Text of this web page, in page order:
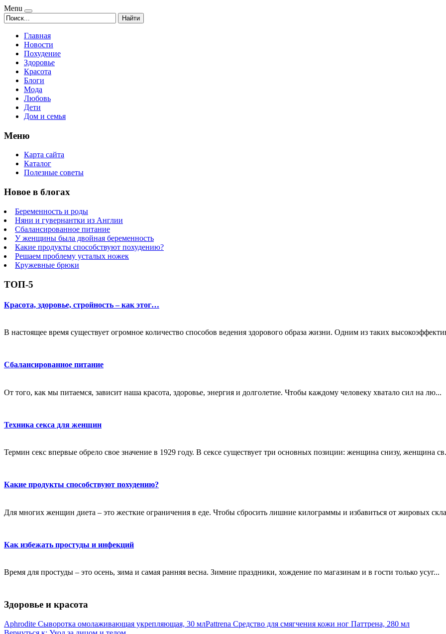
Menu
Найти
Главная
Новости
Похудение
Здоровье
Красота
Блоги
Мода
Любовь
Дети
Дом и семья
Меню
Карта сайта
Каталог
Полезные советы
Новое в блогах
Беременность и роды
Няни и гувернантки из Англии
Сбалансированное питание
У женщины была двойная беременность
Какие продукты способствуют похудению?
Решаем проблему усталых ножек
Кружевные брюки
ТОП-5
Красота, здоровье, стройность – как этог…
В настоящее время существует огромное количество способов ведения здорового образа жизни. Одним из таких
Сбалансированное питание
От того, как мы питаемся, зависит наша красота, здоровье, энергия и долголетие. Чтобы каждому человеку хватало сил на лю...
Техника секса для женщин
Термин секс впервые обрело свое значение в 1929 году. В сексе существует три основных позиции: женщина снизу, женщина
Какие продукты способствуют похудению?
Для многих женщин диета – это жесткие ограничения в еде. Чтобы сбросить лишние килограммы и избавиться от жировых
Как избежать простуды и инфекций
Время для простуды – это осень, зима и самая ранняя весна. Зимние праздники, хождение по магазинам и в гости только усуг...
Здоровье и красота
Aphrodite Сыворотка омолаживающая укрепляющая, 30 млPattrena Средство для смягчения кожи ног Паттрена, 280 мл